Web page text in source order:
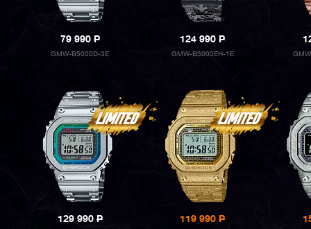
79 990P
GMW-B5000D-3E
124 990P
GMW-B5000EH-1E
129 990P 119 990P